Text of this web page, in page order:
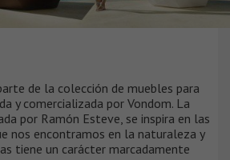
de la colección de muebles para
y comercializada por Vondom. La
por Ramón Esteve, se inspira en las
nos encontramos en la naturaleza y
tiene un carácter marcadamente